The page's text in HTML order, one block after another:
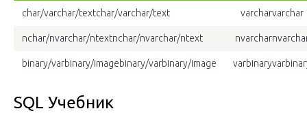
char/varchar/textchar/varchar/text varcharvarchar
nchar/nvarchar/ntextnchar/nvarchar/ntext
binary/varbinary/imagebinary/varbinary/image
SQL Учебник